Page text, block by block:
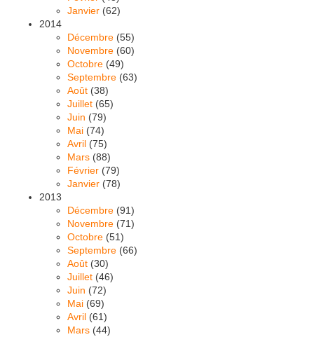
Janvier (62)
2014
Décembre (55)
Novembre (60)
Octobre (49)
Septembre (63)
Août (38)
Juillet (65)
Juin (79)
Mai (74)
Avril (75)
Mars (88)
Février (79)
Janvier (78)
2013
Décembre (91)
Novembre (71)
Octobre (51)
Septembre (66)
Août (30)
Juillet (46)
Juin (72)
Mai (69)
Avril (61)
Mars (44)